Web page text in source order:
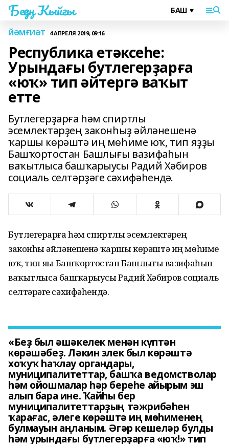
Беҙҙең Ҡыйғы
ЙӘМҒИӘТ 4 АПРЕЛЯ 2019, 09:16
Республика етәксеһе:
Урындағы бутлегерҙарға
«юҡ» тип әйтергә ваҡыт
етте
Бутлегерҙарға һәм спиртлы
эсемлектәрҙең законһыҙ әйләнешенә
ҡаршы көрәштә иң мөһиме юҡ, тип яҙҙы
Башҡортостан Башлығы вазифаһын
ваҡытлыса башҡарыусы Радий Хәбиров
социаль селтәрҙәге сәхифәһендә.
Бутлегерҙарға һәм спиртлы эсемлектәрҙең
законһыҙ әйләнешенә ҡаршы көрәштә иң мөһиме
юҡ, тип яҙҙы Башҡортостан Башлығы вазифаһын
ваҡытлыса башҡарыусы Радий Хәбиров социаль
селтәрҙәге сәхифәһендә.
«Беҙ был әшәкелек менән күптән
көрәшәбеҙ. Ләкин элек был көрәштә
хоҡуҡ һаҡлау органдары,
муниципалитеттар, башҡа ведомстволар
һәм ойошмалар һәр береһе айырым эш
алып бара ине. Ҡайһы бер
муниципалитеттарҙың тәжрибәһен
ҡарағас, әлеге көрәштә иң мөһименең
булмауын аңланым. Әгәр кешеләр булды
һәм урындағы бутлегерҙарға «юҡ!» тип